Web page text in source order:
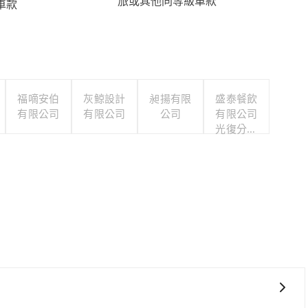
款
福嘀安伯
有限公司
灰鯨設計
有限公司
昶揚有限
公司
盛泰餐飲
有限公司
光復分公